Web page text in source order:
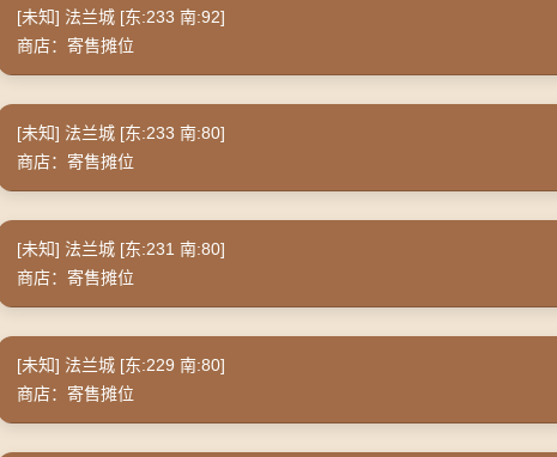
[未知] 法兰城 [东:233 南:92]
商店：寄售摊位
[未知] 法兰城 [东:233 南:80]
商店：寄售摊位
[未知] 法兰城 [东:231 南:80]
商店：寄售摊位
[未知] 法兰城 [东:229 南:80]
商店：寄售摊位